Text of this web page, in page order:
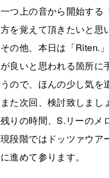
一つ上の音から開始する
方を覚えて頂きたいと思
その他、本日は「Riten.
が良いと思われる箇所に
うので、ほんの少し気を
また次回、検討致しまし
残りの時間、S.リーのメ
現段階ではドッツァウア
に進めて参ります。